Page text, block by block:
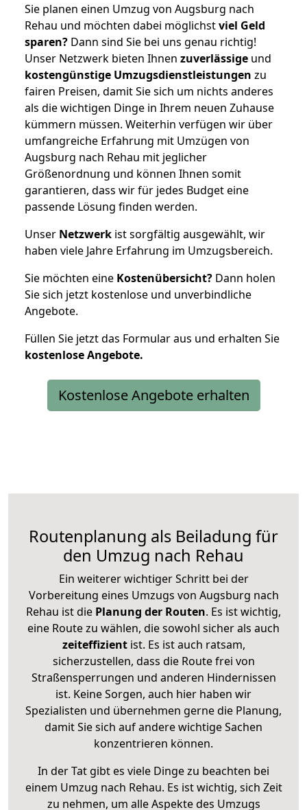
Sie planen einen Umzug von Augsburg nach
Rehau und möchten dabei möglichstviel Geld
sparen? Dann sind Sie bei uns genau richtig!
Unser Netzwerk bieten Ihnen zuverlässige und
kostengünstige Umzugsdienstleistungen zu
fairen Preisen, damit Sie sich um nichts anderes
als die wichtigen Dinge in Ihrem neuen Zuhause
kümmern müssen. Weiterhin verfügen wir über
umfangreiche Erfahrung mit Umzügen von
Augsburg nach Rehau mit jeglicher
Größenordnung und können Ihnen somit
garantieren, dass wir für jedes Budget eine
passende Lösung finden werden.
Unser Netzwerk ist sorgfältig ausgewählt, wir
haben viele Jahre Erfahrung im Umzugsbereich.
Sie möchten eine Kostenübersicht? Dann holen
Sie sich jetzt kostenlose und unverbindliche
Angebote.
Füllen Sie jetzt das Formular aus und erhalten Sie
kostenloseAngebote.
Kostenlose Angebote erhalten
Routenplanung als Beiladung für
den Umzug nach Rehau
Ein weiterer wichtiger Schritt bei der
Vorbereitung eines Umzugs von Augsburg nach
Rehau ist die Planung der Routen. Es ist wichtig,
eine Route zu wählen, die sowohl sicher als auch
zeiteffizientist. Es ist auch ratsam,
sicherzustellen, dass die Route frei von
Straßensperrungen und anderen Hindernissen
ist. Keine Sorgen, auch hier haben wir
Spezialisten und übernehmen gerne die Planung,
damit Sie sich auf andere wichtige Sachen
konzentrieren können.
In der Tat gibt es viele Dinge zu beachten bei
einem Umzug nach Rehau. Es ist wichtig, sich Zeit
zu nehmen, um alle Aspekte des Umzugs